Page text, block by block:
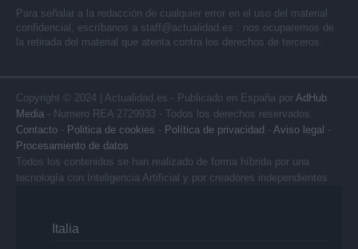
Para señalar a la redacción de cualquier error en el uso del material
confidencial, escríbanos a staff@actualidad.es : nos ocuparemos de
la retirada del material que atenta contra los derechos de terceros.
Copyright © 2024 | Actualidad.es - Publicado en España por AdHub
Media - Numero REA 2729933 - Todos los derechos reservados.
Contacto - Politica de cookies - Política de privacidad - Aviso legal -
Procesamiento de datos
Todos los contenidos se han realizado de forma híbrida por una
tecnología con Inteligencia Artificial y por creadores independientes
Italia